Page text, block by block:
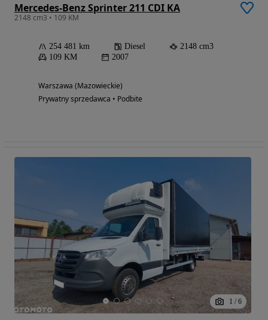
Mercedes-Benz Sprinter 211 CDI KA
2148 cm3 • 109 KM
254 481 km Diesel
2148 cm3
109 KM
2007
Warszawa (Mazowieckie)
Prywatny sprzedawca • Podbite
1 / 6